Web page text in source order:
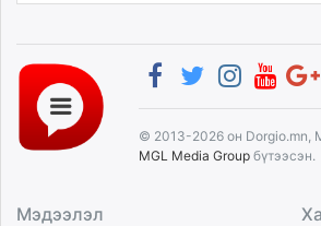
© 2013-2026 он Dorgio.mn,
MGL Media Group бүтээсэн.
Мэдээлэл